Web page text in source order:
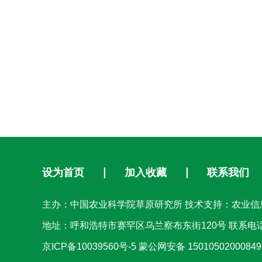
设为首页 加入收藏 联系我们
主办：中国农业科学院草原研究所 技术支持：农业
地址：呼和浩特市赛罕区乌兰察布东街120号 联系电
京ICP备10039560号-5 蒙公网安备